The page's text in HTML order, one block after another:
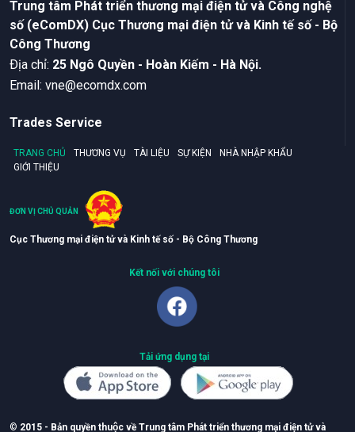
Trung tâm Phát triển thương mại điện tử và Công nghệ
số (eComDX) Cục Thương mại điện tử và Kinh tế số - Bộ
Công Thương
Ðịa chỉ: 25 Ngô Quyền - Hoàn Kiếm - Hà Nội.
Email: vne@ecomdx.com
Trades Service
TRANG CHỦ THƯƠNG VỤ TÀI LIỆU SỰ KIỆN
NHÀ NHẬP KHẨU
GIỚI THIỆU
ĐƠN VỊ CHỦ QUẢN
Cục Thương mại điện tử và Kinh tế số - Bộ Công Thương
Kết nối với chúng tôi
Tải ứng dụng tại
© 2015 - Bản quyền thuộc về Trung tâm Phát triển thương mại điện tử và